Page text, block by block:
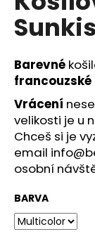
Barevné
francouzské
Vrácení
velikosti je u
Chceš si je
email
osobní
BARVA
u
j
m
e
RŮŽOVÉ
LEHKÉ
LETNÍ
SPOLEČENSKÉ
ŠATY
-
ELEGANTNÍ
ŠATY
NA